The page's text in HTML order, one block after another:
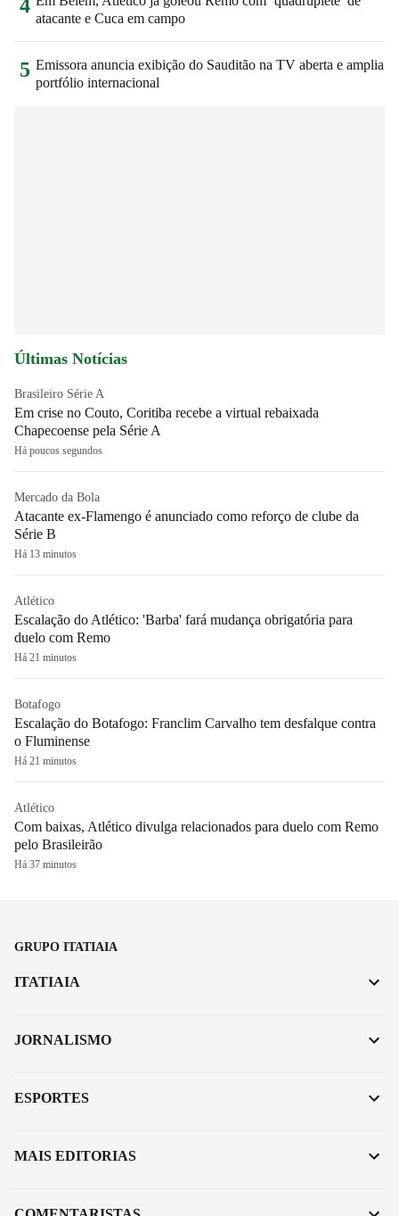
4
atacante e Cuca em campo
5 Emissora anuncia exibição do Sauditão na TV aberta e amplia
portfólio internacional
Últimas Notícias
Brasileiro Série A
Em crise no Couto, Coritiba recebe a virtual rebaixada
Chapecoense pela Série A
Há poucos segundos
Mercado da Bola
Atacante ex-Flamengo é anunciado como reforço de clube da
Série B
Há 13 minutos
Atlético
Escalação do Atlético: 'Barba' fará mudança obrigatória para
duelo com Remo
Há 21 minutos
Botafogo
Escalação do Botafogo: Franclim Carvalho tem desfalque contra
o Fluminense
Há 21 minutos
Atlético
Com baixas, Atlético divulga relacionados para duelo com Remo
pelo Brasileirão
Há 37 minutos
GRUPO ITATIAIA
ITATIAIA
JORNALISMO
ESPORTES
MAIS EDITORIAS